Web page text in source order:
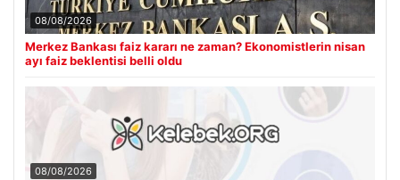
08/08/2026
Merkez Bankası faiz kararı ne zaman? Ekonomistlerin nisan
ayı faiz beklentisi belli oldu
08/08/2026